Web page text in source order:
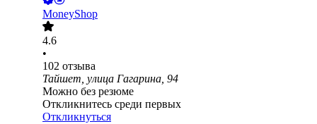
MoneyShop
4.6
•
102 отзыва
Тайшет, улица Гагарина, 94
Можно без резюме
Откликнитесь среди первых
Откликнуться